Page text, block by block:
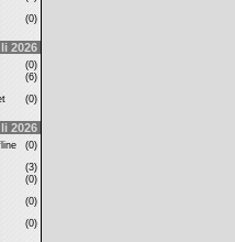
(0)
2026
(0)
(6)
(0)
2026
(0)
(3)
(0)
(0)
(0)